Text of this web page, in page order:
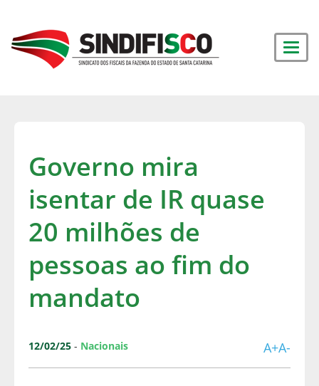
Governo mira
isentar de IR quase
20 milhões de
pessoas ao fim do
mandato
12/02/25 - Nacionais A+A-